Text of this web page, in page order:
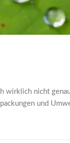
wirklich nicht
und